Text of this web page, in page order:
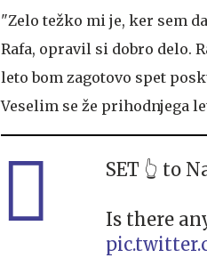
"Zelo težko mi je, ker sem
Rafa, opravil si dobro delo.
leto bom zagotovo spet
Veselim se že prihodnjega
SET 👆 to
Is there